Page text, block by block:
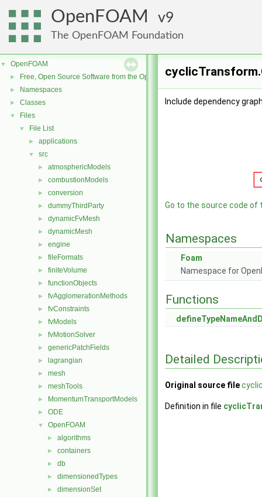
OpenFOAM 9
The OpenFOAM Foundation
▼ OpenFOAM
► Free, Open Source Software from the OpenFOAM Foundation
► Namespaces
► Classes
▼ Files
▼ File List
► applications
▼ src
► atmosphericModels
► combustionModels
► conversion
► dummyThirdParty
► dynamicFvMesh
► dynamicMesh
► engine
► fileFormats
► finiteVolume
► functionObjects
► fvAgglomerationMethods
► fvConstraints
► fvModels
► fvMotionSolver
► genericPatchFields
► lagrangian
► mesh
► meshTools
► MomentumTransportModels
► ODE
▼ OpenFOAM
► algorithms
► containers
► db
► dimensionedTypes
► dimensionSet
Include dependency
Go to the source code of
Namespaces
Foam
Namespace for
Functions
Detailed
Original source file
Definition in file